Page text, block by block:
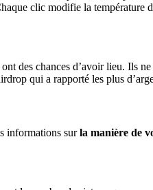
clic modifie la
des chances d’avoir lieu. Ils
qui a rapporté les plus
informations surla manière de